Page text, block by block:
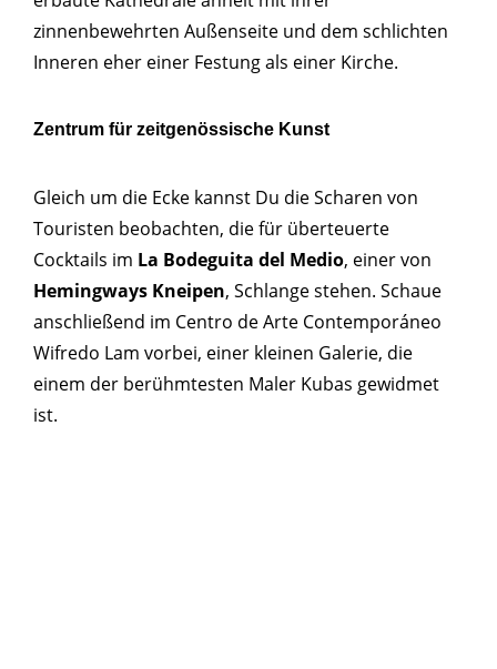
zinnenbewehrten Außenseite und dem schlichten
Inneren eher einer Festung als einer Kirche.
Zentrum für zeitgenössische Kunst
Gleich um die Ecke kannst Du die Scharen von
Touristen beobachten, die für überteuerte
Cocktails im La Bodeguita del Medio, einer von
Hemingways Kneipen, Schlange stehen. Schaue
anschließend im Centro de Arte Contemporáneo
Wifredo Lam vorbei, einer kleinen Galerie, die
einem der berühmtesten Maler Kubas gewidmet
ist.